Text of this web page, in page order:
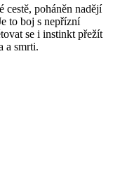
cestě, poháněn nadějí
to boj s nepřízní
se i instinkt přežít
a smrti.